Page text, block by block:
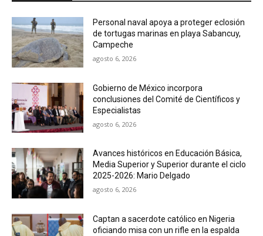
Personal naval apoya a proteger eclosión
de tortugas marinas en playa Sabancuy,
Campeche
agosto 6, 2026
Gobierno de México incorpora
conclusiones del Comité de Científicos y
Especialistas
agosto 6, 2026
Avances históricos en Educación Básica,
Media Superior y Superior durante el ciclo
2025-2026: Mario Delgado
agosto 6, 2026
Captan a sacerdote católico en Nigeria
oficiando misa con un rifle en la espalda